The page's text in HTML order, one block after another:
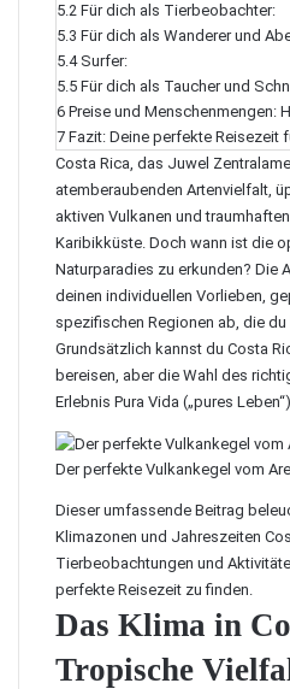
5.2 Für dich als Tierbeobachter:
5.3 Für dich als Wanderer und
5.4 Surfer:
5.5 Für dich als Taucher und
6 Preise und Menschenmengen:
7 Fazit: Deine perfekte Reisezeit
Costa Rica, das Juwel
atemberaubenden Artenvielfalt,
aktiven Vulkanen und
Karibikküste. Doch wann ist die
Naturparadies zu erkunden? Die
deinen individuellen Vorlieben,
spezifischen Regionen ab, die
Grundsätzlich kannst du Costa
bereisen, aber die Wahl des
Erlebnis Pura Vida („pures
Der perfekte Vulkankegel vom
Dieser umfassende Beitrag
Klimazonen und Jahreszeiten
Tierbeobachtungen und
perfekte Reisezeit zu finden.
Das Klima in
Tropische